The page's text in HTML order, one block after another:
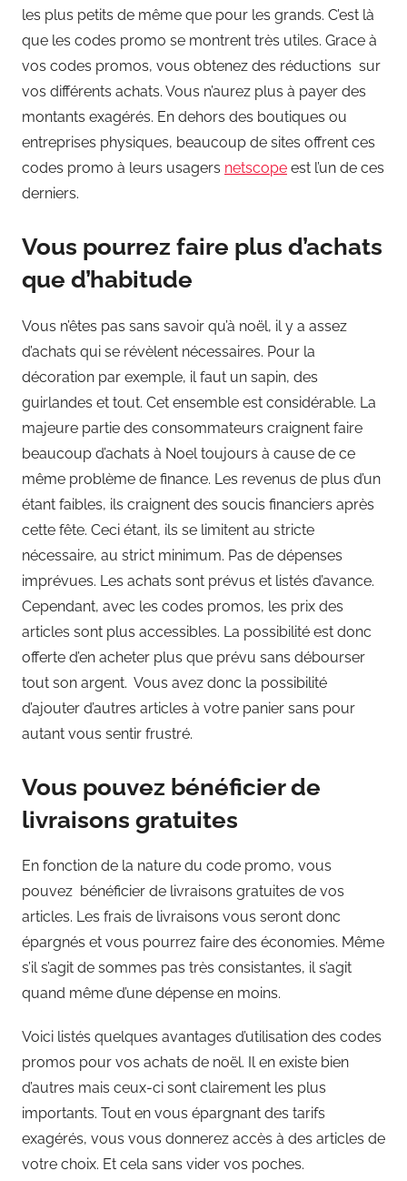
les plus petits de même que pour les grands. C’est là
que les codes promo se montrent très utiles. Grace à
vos codes promos, vous obtenez des réductions sur
vos différents achats. Vous n’aurez plus à payer des
montants exagérés. En dehors des boutiques ou
entreprises physiques, beaucoup de sites offrent ces
codes promo à leurs usagers netscope est l’un de ces
derniers.
Vous pourrez faire plus d’achats
que d’habitude
Vous n’êtes pas sans savoir qu’à noël, il y a assez
d’achats qui se révèlent nécessaires. Pour la
décoration par exemple, il faut un sapin, des
guirlandes et tout. Cet ensemble est considérable. La
majeure partie des consommateurs craignent faire
beaucoup d’achats à Noel toujours à cause de ce
même problème de finance. Les revenus de plus d’un
étant faibles, ils craignent des soucis financiers après
cette fête. Ceci étant, ils se limitent au stricte
nécessaire, au strict minimum. Pas de dépenses
imprévues. Les achats sont prévus et listés d’avance.
Cependant, avec les codes promos, les prix des
articles sont plus accessibles. La possibilité est donc
offerte d’en acheter plus que prévu sans débourser
tout son argent. Vous avez donc la possibilité
d’ajouter d’autres articles à votre panier sans pour
autant vous sentir frustré.
Vous pouvez bénéficier de
livraisons gratuites
En fonction de la nature du code promo, vous
pouvez bénéficier de livraisons gratuites de vos
articles. Les frais de livraisons vous seront donc
épargnés et vous pourrez faire des économies. Même
s’il s’agit de sommes pas très consistantes, il s’agit
quand même d’une dépense en moins.
Voici listés quelques avantages d’utilisation des codes
promos pour vos achats de noël. Il en existe bien
d’autres mais ceux-ci sont clairement les plus
importants. Tout en vous épargnant des tarifs
exagérés, vous vous donnerez accès à des articles de
votre choix. Et cela sans vider vos poches.